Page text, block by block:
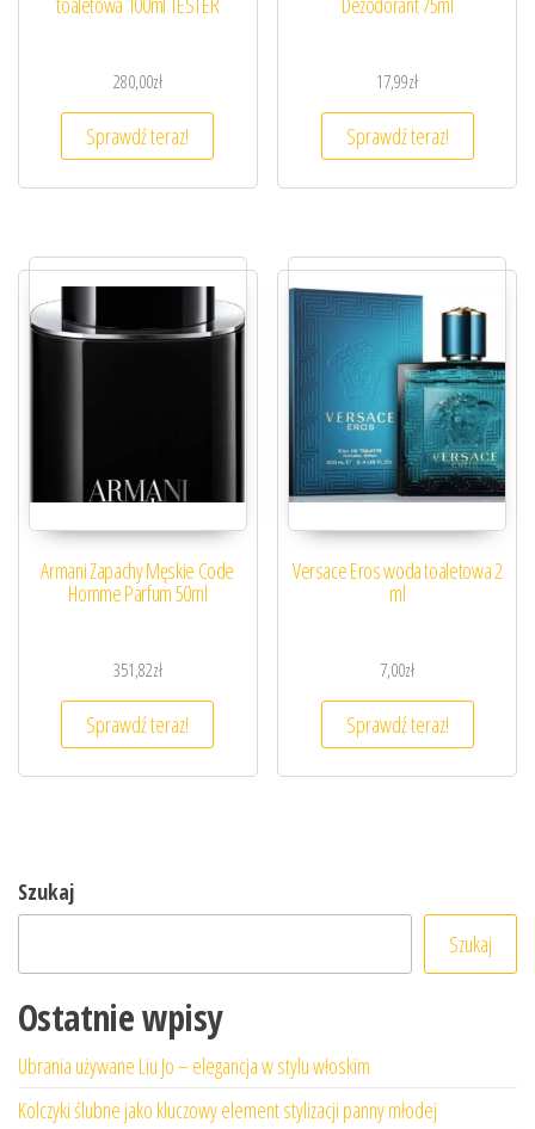
280,00zł
Sprawdź teraz!
17,99zł
Sprawdź teraz!
Armani Zapachy Męskie Code
Homme Parfum 50ml
351,82zł
Sprawdź teraz!
Versace Eros woda toaletowa 2
ml
7,00zł
Sprawdź teraz!
Szukaj
Szukaj
Ostatnie wpisy
Ubrania używane Liu Jo – elegancja w stylu włoskim
Kolczyki ślubne jako kluczowy element stylizacji panny młodej